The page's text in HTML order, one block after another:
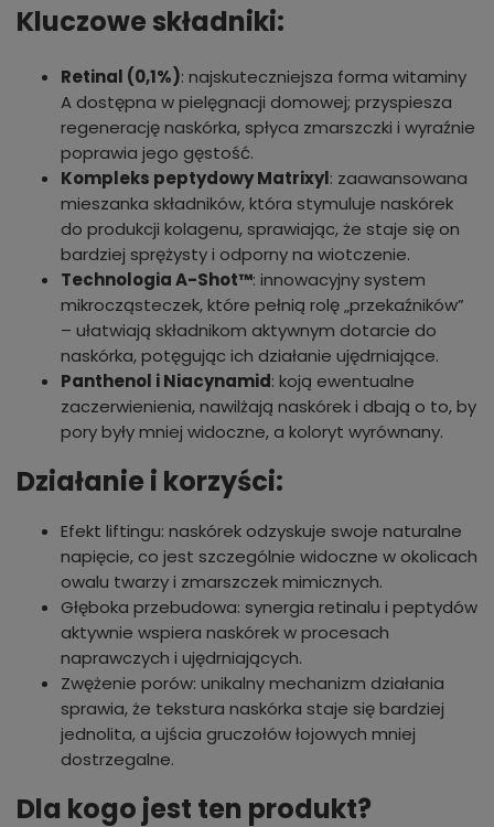
Kluczowe składniki:
Retinal (0,1%): najskuteczniejsza forma witaminy
A dostępna w pielęgnacji domowej; przyspiesza
regenerację naskórka, spłyca zmarszczki i wyraźnie
poprawia jego gęstość.
Kompleks peptydowy Matrixyl: zaawansowana
mieszanka składników, która stymuluje naskórek
do produkcji kolagenu, sprawiając, że staje się on
bardziej sprężysty i odporny na wiotczenie.
Technologia A-Shot™: innowacyjny system
mikrocząsteczek, które pełnią rolę „przekaźników”
– ułatwiają składnikom aktywnym dotarcie do
naskórka, potęgując ich działanie ujędrniające.
Panthenol i Niacynamid: koją ewentualne
zaczerwienienia, nawilżają naskórek i dbają o to, by
pory były mniej widoczne, a koloryt wyrównany.
Działanie i korzyści:
Efekt liftingu: naskórek odzyskuje swoje naturalne
napięcie, co jest szczególnie widoczne w okolicach
owalu twarzy i zmarszczek mimicznych.
Głęboka przebudowa: synergia retinalu i peptydów
aktywnie wspiera naskórek w procesach
naprawczych i ujędrniających.
Zwężenie porów: unikalny mechanizm działania
sprawia, że tekstura naskórka staje się bardziej
jednolita, a ujścia gruczołów łojowych mniej
dostrzegalne.
Dla kogo jest ten produkt?